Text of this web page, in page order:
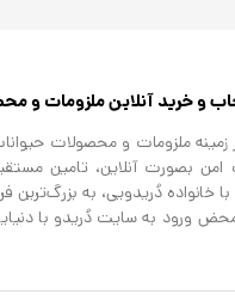
و خرید آنلاین ملزومات و
ملزومات و محصولات
بصورت آنلاین، تامین
دُریدویی، به بزرگ‌ترین
ورود به سایت دُریدو با
خواهید کرد. حتی زمانی که
بسپارید. این فروشگاه
گربه ، تشویقی برای